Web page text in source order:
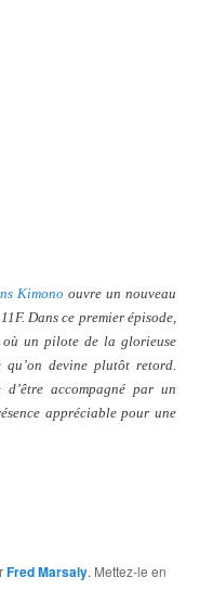
Kimono ouvre un nouveau
Dans ce premier épisode,
où un pilote de la glorieuse
devine plutôt retord.
accompagné par un
appréciable pour une
Fred Marsaly. Mettez-le en